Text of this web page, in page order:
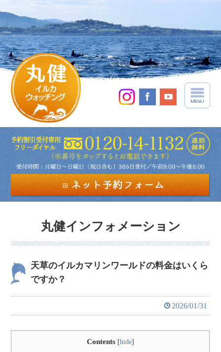
丸健インフォメーション
天草のイルカマリンワールドの料金はいくら
ですか？
2026/01/31
Contents [hide]